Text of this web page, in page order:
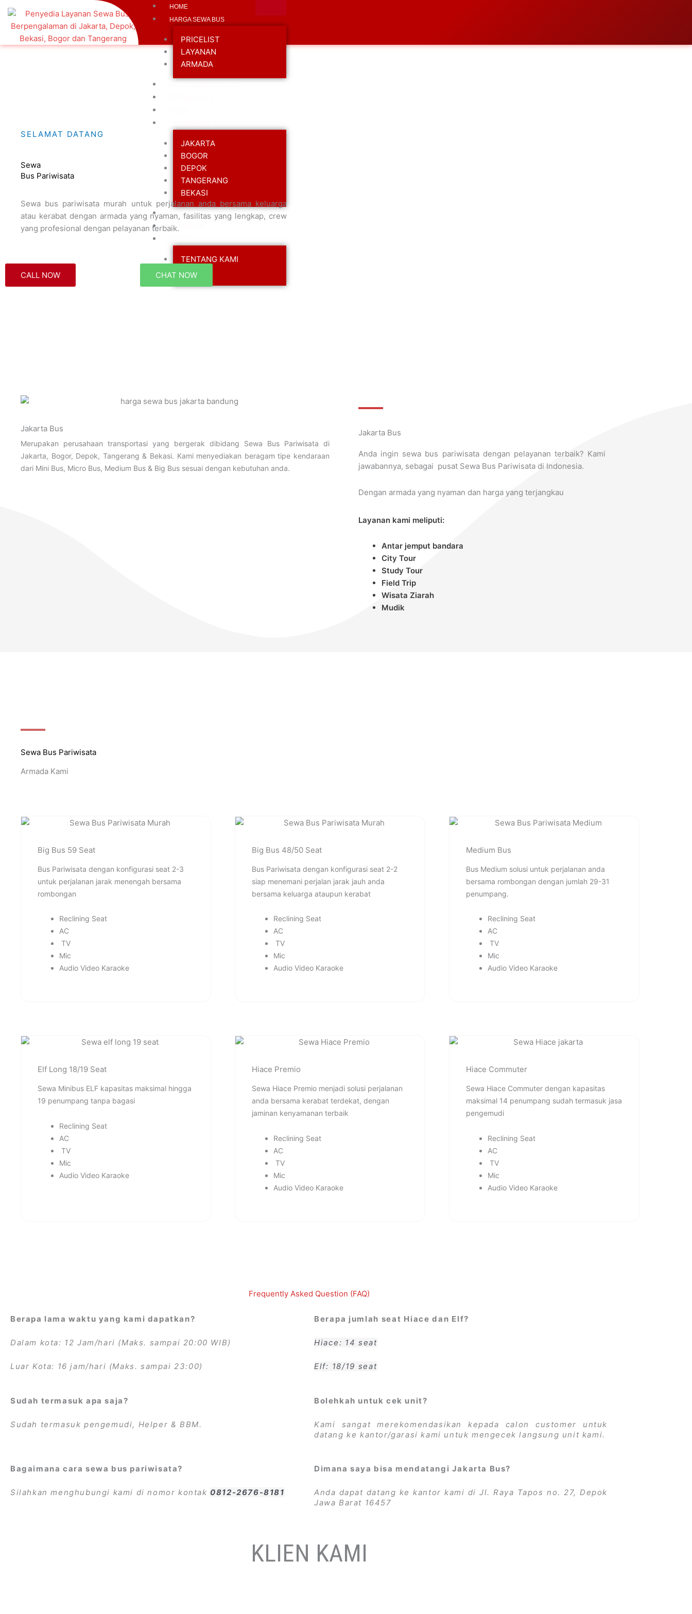
Skip
content
Jakarta Bus – Pusat Sewa Bus Pariwisata JakartaHOME
HARGA SEWA BUS
PRICELIST
LAYANAN
ARMADA
JAKARTA
BOGOR
DEPOK
TANGERANG
BEKASI
TRUSTED
QUOTATION
TENTANG KAMI
KONTAK
SELAMAT DATANG
Sewa
Bus Pariwisata
Sewa bus pariwisata murah untuk perjalanan anda bersama keluarga
atau kerabat dengan armada yang nyaman, fasilitas yang lengkap, crew
yang profesional dengan pelayanan terbaik.
CALL NOW CHAT NOW
Jakarta Bus
Merupakan perusahaan transportasi yang bergerak dibidang Sewa Bus Pariwisata di
Jakarta, Bogor, Depok, Tangerang & Bekasi. Kami menyediakan beragam tipe kendaraan
dari Mini Bus, Micro Bus, Medium Bus & Big Bus sesuai dengan kebutuhan anda.
Jakarta Bus
Anda ingin sewa bus pariwisata dengan pelayanan terbaik? Kami
jawabannya, sebagai pusat Sewa Bus Pariwisata di Indonesia.
Dengan armada yang nyaman dan harga yang terjangkau
Layanan kami meliputi:
Antar jemput bandara
City Tour
Study Tour
Field Trip
Wisata Ziarah
Mudik
Sewa Bus Pariwisata
Armada Kami
Big Bus 59 Seat
Bus Pariwisata dengan konfigurasi seat 2-3
untuk perjalanan jarak menengah bersama
rombongan
Reclining Seat
AC
TV
Mic
Audio Video Karaoke
Big Bus 48/50 Seat
Bus Pariwisata dengan konfigurasi seat 2-2
siap menemani perjalan jarak jauh anda
bersama keluarga ataupun kerabat
Reclining Seat
AC
TV
Mic
Audio Video Karaoke
Medium Bus
Bus Medium solusi untuk perjalanan anda
bersama rombongan dengan jumlah 29-31
penumpang.
Reclining Seat
AC
TV
Mic
Audio Video Karaoke
Elf Long 18/19 Seat
Sewa Minibus ELF kapasitas maksimal hingga
19 penumpang tanpa bagasi
Reclining Seat
AC
TV
Mic
Audio Video Karaoke
Hiace Premio
Sewa Hiace Premio menjadi solusi perjalanan
anda bersama kerabat terdekat, dengan
jaminan kenyamanan terbaik
Reclining Seat
AC
TV
Mic
Audio Video Karaoke
Hiace Commuter
Sewa Hiace Commuter dengan kapasitas
maksimal 14 penumpang sudah termasuk jasa
pengemudi
Reclining Seat
AC
TV
Mic
Audio Video Karaoke
Frequently Asked Question (FAQ)
Berapa lama waktu yang kami dapatkan?
Dalam kota: 12 Jam/hari (Maks. sampai 20:00 WIB)
Luar Kota: 16 jam/hari (Maks. sampai 23:00)
Berapa jumlah seat Hiace dan Elf?
Hiace: 14 seat
Elf: 18/19 seat
Sudah termasuk apa saja?
Sudah termasuk pengemudi, Helper & BBM.
Bolehkah untuk cek unit?
Kami sangat merekomendasikan kepada calon customer untuk
datang ke kantor/garasi kami untuk mengecek langsung unit kami.
Bagaimana cara sewa bus pariwisata?
Silahkan menghubungi kami di nomor kontak 0812-2676-8181
Dimana saya bisa mendatangi Jakarta Bus?
Anda dapat datang ke kantor kami di Jl. Raya Tapos no. 27, Depok
Jawa Barat 16457
KLIEN KAMI